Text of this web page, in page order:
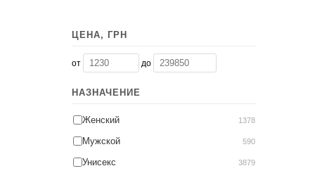
ЦЕНА, ГРН
от до
НАЗНАЧЕНИЕ
Женский 1378
Мужской 590
Унисекс 3879